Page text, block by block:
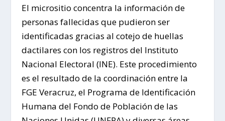
El micrositio concentra la información de
personas fallecidas que pudieron ser
identificadas gracias al cotejo de huellas
dactilares con los registros del Instituto
Nacional Electoral (INE). Este procedimiento
es el resultado de la coordinación entre la
FGE Veracruz, el Programa de Identificación
Humana del Fondo de Población de las